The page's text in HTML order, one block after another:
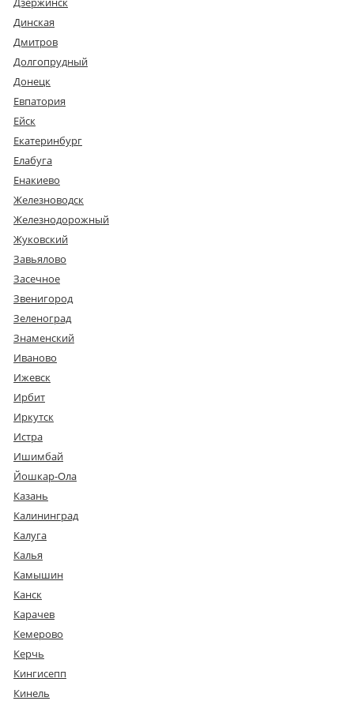
Динская
Дмитров
Долгопрудный
Донецк
Евпатория
Ейск
Екатеринбург
Елабуга
Енакиево
Железноводск
Железнодорожный
Жуковский
Завьялово
Засечное
Звенигород
Зеленоград
Знаменский
Иваново
Ижевск
Ирбит
Иркутск
Истра
Ишимбай
Йошкар-Ола
Казань
Калининград
Калуга
Калья
Камышин
Канск
Карачев
Кемерово
Керчь
Кингисепп
Кинель